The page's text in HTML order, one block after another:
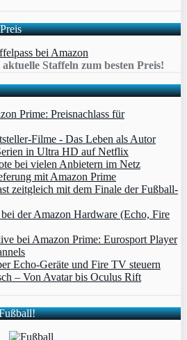
Staffeln zum besten Preis!
Prime: Preisnachlass für
Filme - Das Leben als Autor
in Ultra HD auf Netflix
bei vielen Anbietern im Netz
mit Amazon Prime
zeitgleich mit dem Finale der Fußball-
der Amazon Hardware (Echo, Fire
bei Amazon Prime: Eurosport Player
Echo-Geräte und Fire TV steuern
– Von Avatar bis Oculus Rift